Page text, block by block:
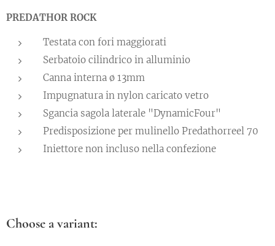
PREDATHOR ROCK
Testata con fori maggiorati
Serbatoio cilindrico in alluminio
Canna interna ø 13mm
Impugnatura in nylon caricato vetro
Sgancia sagola laterale "DynamicFour"
Predisposizione per mulinello Predathorreel 70
Iniettore non incluso nella confezione
Choose a variant: